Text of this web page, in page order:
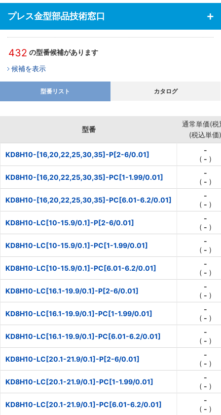
プレス金型部品技術窓口
432 の型番候補があります
候補を表示
型番リスト カタログ
型番
通常単価(税
(税込単価)
KD8H10-[16,20,22,25,30,35]-P[2-6/0.01]
-
( - )
KD8H10-[16,20,22,25,30,35]-PC[1-1.99/0.01]
-
( - )
KD8H10-[16,20,22,25,30,35]-PC[6.01-6.2/0.01]
-
( - )
KD8H10-LC[10-15.9/0.1]-P[2-6/0.01]
-
( - )
KD8H10-LC[10-15.9/0.1]-PC[1-1.99/0.01]
-
( - )
KD8H10-LC[10-15.9/0.1]-PC[6.01-6.2/0.01]
-
( - )
KD8H10-LC[16.1-19.9/0.1]-P[2-6/0.01]
-
( - )
KD8H10-LC[16.1-19.9/0.1]-PC[1-1.99/0.01]
-
( - )
KD8H10-LC[16.1-19.9/0.1]-PC[6.01-6.2/0.01]
-
( - )
KD8H10-LC[20.1-21.9/0.1]-P[2-6/0.01]
-
( - )
KD8H10-LC[20.1-21.9/0.1]-PC[1-1.99/0.01]
-
( - )
KD8H10-LC[20.1-21.9/0.1]-PC[6.01-6.2/0.01]
-
( - )